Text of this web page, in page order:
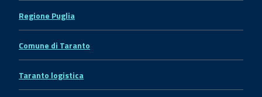
Regione Puglia
Comune di Taranto
Taranto logistica